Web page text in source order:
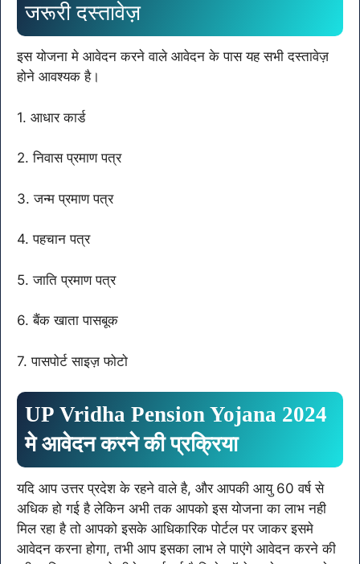
जरूरी दस्तावेज़
इस योजना मे आवेदन करने वाले आवेदन के पास यह सभी दस्तावेज़
होने आवश्यक है।
1. आधार कार्ड
2. निवास प्रमाण पत्र
3. जन्म प्रमाण पत्र
4. पहचान पत्र
5. जाति प्रमाण पत्र
6. बैंक खाता पासबूक
7. पासपोर्ट साइज़ फोटो
UP Vridha Pension Yojana 2024
मे आवेदन करने की प्रक्रिया
यदि आप उत्तर प्रदेश के रहने वाले है, और आपकी आयु 60 वर्ष से
अधिक हो गई है लेकिन अभी तक आपको इस योजना का लाभ नही
मिल रहा है तो आपको इसके आधिकारिक पोर्टल पर जाकर इसमे
आवेदन करना होगा, तभी आप इसका लाभ ले पाएंगे आवेदन करने की